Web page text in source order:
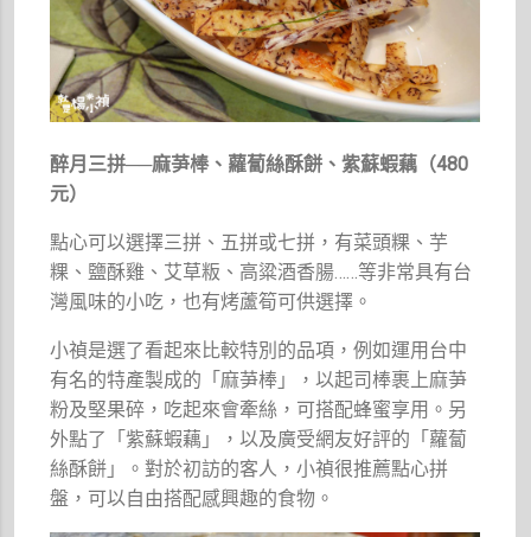
醉月三拼──麻芛棒、蘿蔔絲酥餅、紫蘇蝦藕（480
元）
點心可以選擇三拼、五拼或七拼，有菜頭粿、芋
粿、鹽酥雞、艾草粄、高粱酒香腸……等非常具有台
灣風味的小吃，也有烤蘆筍可供選擇。
小禎是選了看起來比較特別的品項，例如運用台中
有名的特產製成的「麻芛棒」，以起司棒裹上麻芛
粉及堅果碎，吃起來會牽絲，可搭配蜂蜜享用。另
外點了「紫蘇蝦藕」，以及廣受網友好評的「蘿蔔
絲酥餅」。對於初訪的客人，小禎很推薦點心拼
盤，可以自由搭配感興趣的食物。